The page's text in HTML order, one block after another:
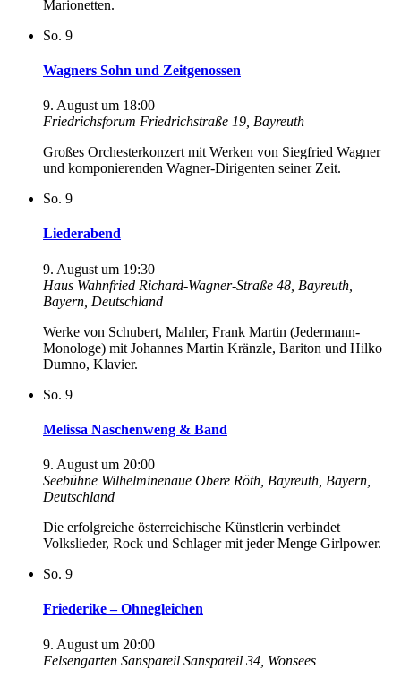
Marionetten.
So. 9
Wagners Sohn und Zeitgenossen
9. August um 18:00
Friedrichsforum Friedrichstraße 19, Bayreuth
Großes Orchesterkonzert mit Werken von Siegfried Wagner
und komponierenden Wagner-Dirigenten seiner Zeit.
So. 9
Liederabend
9. August um 19:30
Haus Wahnfried Richard-Wagner-Straße 48, Bayreuth,
Bayern, Deutschland
Werke von Schubert, Mahler, Frank Martin (Jedermann-
Monologe) mit Johannes Martin Kränzle, Bariton und Hilko
Dumno, Klavier.
So. 9
Melissa Naschenweng & Band
9. August um 20:00
Seebühne Wilhelminenaue Obere Röth, Bayreuth, Bayern,
Deutschland
Die erfolgreiche österreichische Künstlerin verbindet
Volkslieder, Rock und Schlager mit jeder Menge Girlpower.
So. 9
Friederike – Ohnegleichen
9. August um 20:00
Felsengarten Sanspareil Sanspareil 34, Wonsees